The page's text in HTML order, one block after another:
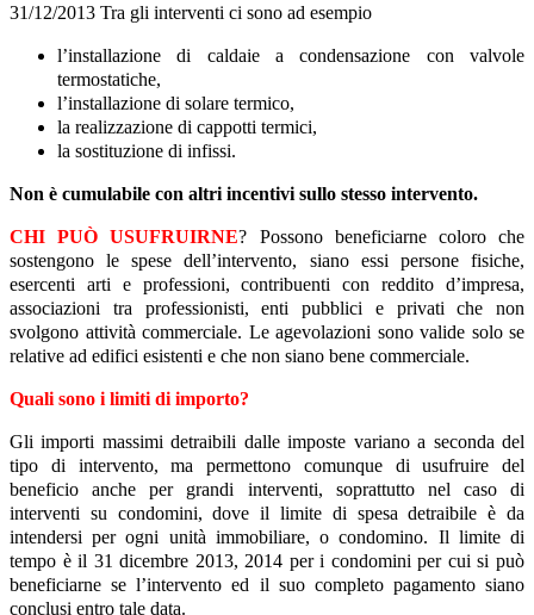
31/12/2013 Tra gli interventi ci sono ad esempio
l’installazione di caldaie a condensazione con valvole
termostatiche,
l’installazione di solare termico,
la realizzazione di cappotti termici,
la sostituzione di infissi.
Non è cumulabile con altri incentivi sullo stesso intervento.
CHI PUÒ USUFRUIRNE? Possono beneficiarne coloro che
sostengono le spese dell’intervento, siano essi persone fisiche,
esercenti arti e professioni, contribuenti con reddito d’impresa,
associazioni tra professionisti, enti pubblici e privati che non
svolgono attività commerciale. Le agevolazioni sono valide solo se
relative ad edifici esistenti e che non siano bene commerciale.
Quali sono i limiti di importo?
Gli importi massimi detraibili dalle imposte variano a seconda del
tipo di intervento, ma permettono comunque di usufruire del
beneficio anche per grandi interventi, soprattutto nel caso di
interventi su condomini, dove il limite di spesa detraibile è da
intendersi per ogni unità immobiliare, o condomino. Il limite di
tempo è il 31 dicembre 2013, 2014 per i condomini per cui si può
beneficiarne se l’intervento ed il suo completo pagamento siano
conclusi entro tale data.